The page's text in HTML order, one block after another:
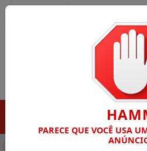
DESTAQUE EM PORTO
PARECE QUE VOCÊ USA